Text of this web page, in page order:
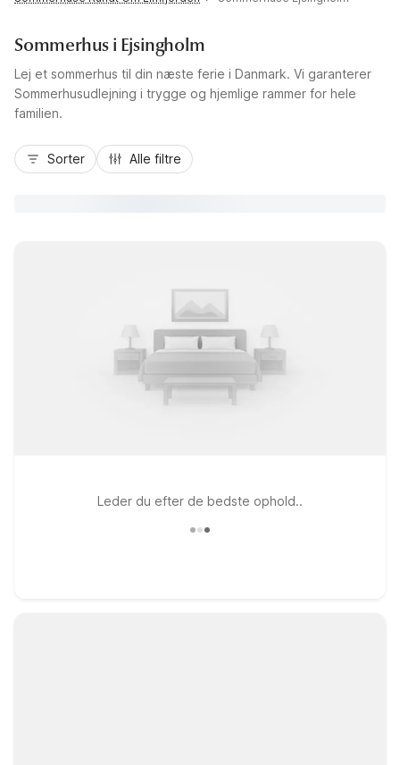
Sommerhus i Ejsingholm
Lej et sommerhus til din næste ferie i Danmark. Vi garanterer
Sommerhusudlejning i trygge og hjemlige rammer for hele
familien.
Sorter Alle filtre
Leder du efter de bedste ophold..